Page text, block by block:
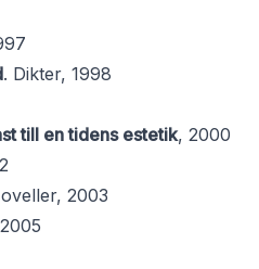
. Dikter, 1998
till en tidens estetik, 2000
2003